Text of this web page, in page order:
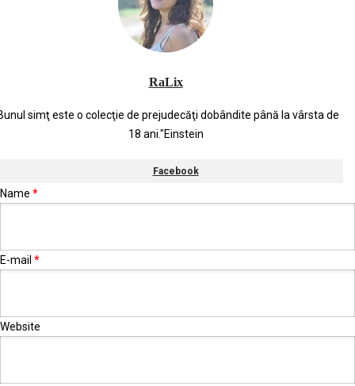
RaLix
simţ este o colecţie de prejudecăţi dobândite până la vârsta de
18 ani."Einstein
Facebook
Name *
E-mail *
Website